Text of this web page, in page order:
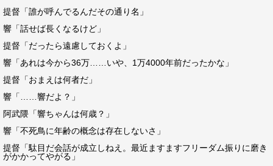
提督「誰が呼んでるんだその通り名」
響「話せば長くなるけど」
提督「だったら遠慮しておくよ」
響「あれは今から36万……いや、1万4000年前だったかな」
提督「おまえは何者だ」
響「……響だよ？」
阿武隈「響ちゃんは何歳？」
響「不死鳥に年齢の概念は存在しないさ」
提督「駄目だ会話が成立しねえ。最近ますますフリーダム振りに磨き
がかかってやがる」